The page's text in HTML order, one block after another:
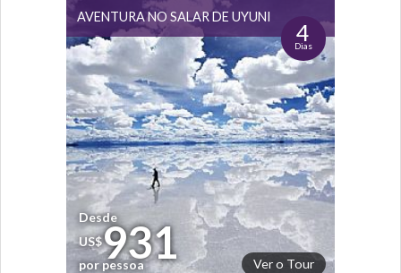
AVENTURA NO SALAR DE UYUNI
4
Dias
Ver o Tour
Desde
US$931
por pessoa